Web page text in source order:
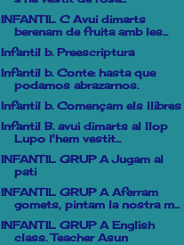
INFANTIL C Avui dimarts
berenam de fruita amb les...
Infantil b. Preescriptura
Infantil b. Conte: hasta que
podamos abrazarnos.
Infantil b. Començam els llibres
Infantil B. avui dimarts al llop
Lupo l'hem vestit...
INFANTIL GRUP A Jugam al
pati
INFANTIL GRUP A Aferram
gomets, pintam la nostra m...
INFANTIL GRUP A English
class. Teacher Asun